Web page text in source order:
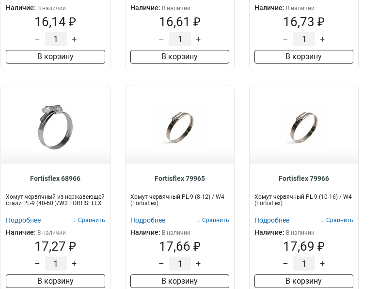
Наличие: В наличии
16,14 ₽
– +
В корзину
Наличие: В наличии
16,61 ₽
– +
В корзину
Наличие: В наличии
16,73 ₽
– +
В корзину
Fortisflex 68966
Хомут червячный из нержавеющей
стали PL-9 (40-60 )/W2 FORTISFLEX
Подробнее Сравнить
Наличие: В наличии
17,27 ₽
– +
В корзину
Fortisflex 79965
Хомут червячный PL-9 (8-12) / W4
(Fortisflex)
Подробнее Сравнить
Наличие: В наличии
17,66 ₽
– +
В корзину
Fortisflex 79966
Хомут червячный PL-9 (10-16) / W4
(Fortisflex)
Подробнее Сравнить
Наличие: В наличии
17,69 ₽
– +
В корзину